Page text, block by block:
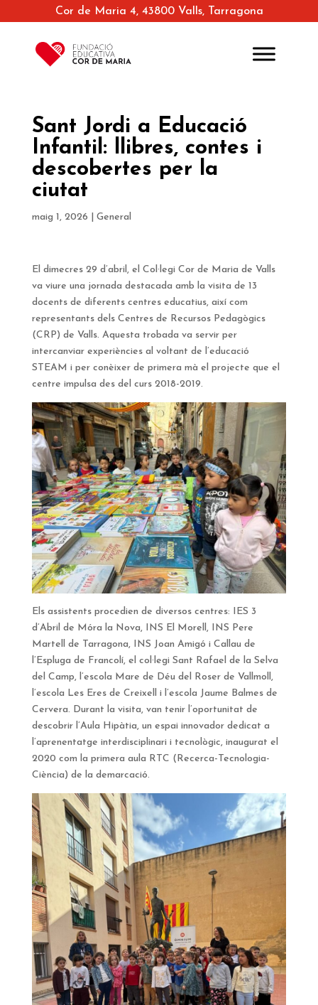
Cor de Maria 4, 43800 Valls, Tarragona
Sant Jordi a Educació
Infantil: llibres, contes i
descobertes per la
ciutat
maig 1, 2026 General
El dimecres 29 d’abril, el Col·legi Cor de Maria de Valls
va viure una jornada destacada amb la visita de 13
docents de diferents centres educatius, així com
representants dels Centres de Recursos Pedagògics
(CRP) de Valls. Aquesta trobada va servir per
intercanviar experiències al voltant de l’educació
STEAM i per conèixer de primera mà el projecte que el
centre impulsa des del curs 2018-2019.
Els assistents procedien de diversos centres: IES 3
d’Abril de Móra la Nova, INS El Morell, INS Pere
Martell de Tarragona, INS Joan Amigó i Callau de
l’Espluga de Francolí, el col·legi Sant Rafael de la Selva
del Camp, l’escola Mare de Déu del Roser de Vallmoll,
l’escola Les Eres de Creixell i l’escola Jaume Balmes de
Cervera. Durant la visita, van tenir l’oportunitat de
descobrir l’Aula Hipàtia, un espai innovador dedicat a
l’aprenentatge interdisciplinari i tecnològic, inaugurat el
2020 com la primera aula RTC (Recerca-Tecnologia-
Ciència) de la demarcació.